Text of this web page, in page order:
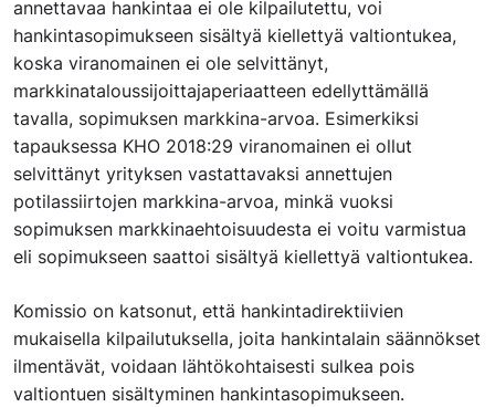
annettavaa hankintaa ei ole kilpailutettu, voi
hankintasopimukseen sisältyä kiellettyä valtiontukea,
koska viranomainen ei ole selvittänyt,
markkinataloussijoittajaperiaatteen edellyttämällä
tavalla, sopimuksen markkina-arvoa. Esimerkiksi
tapauksessa KHO 2018:29 viranomainen ei ollut
selvittänyt yrityksen vastattavaksi annettujen
potilassiirtojen markkina-arvoa, minkä vuoksi
sopimuksen markkinaehtoisuudesta ei voitu varmistua
eli sopimukseen saattoi sisältyä kiellettyä valtiontukea.
Komissio on katsonut, että hankintadirektiivien
mukaisella kilpailutuksella, joita hankintalain säännökset
ilmentävät, voidaan lähtökohtaisesti sulkea pois
valtiontuen sisältyminen hankintasopimukseen.